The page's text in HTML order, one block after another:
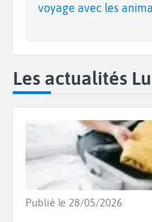
voyage avec les
Les actualités
Publié le 28/05/2026